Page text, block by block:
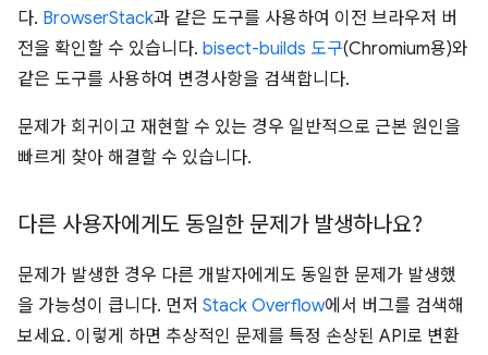
다. BrowserStack과 같은 도구를 사용하여 이전 브라우저 버
전을 확인할 수 있습니다. bisect-builds 도구(Chromium용)와
같은 도구를 사용하여 변경사항을 검색합니다.
문제가 회귀이고 재현할 수 있는 경우 일반적으로 근본 원인을
빠르게 찾아 해결할 수 있습니다.
다른 사용자에게도 동일한 문제가 발생하나요?
문제가 발생한 경우 다른 개발자에게도 동일한 문제가 발생했
을 가능성이 큽니다. 먼저 Stack Overflow에서 버그를 검색해
보세요. 이렇게 하면 추상적인 문제를 특정 손상된 API로 변환